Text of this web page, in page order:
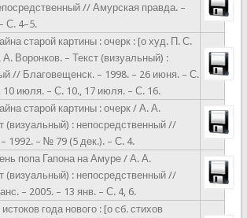
// Амурская правда. –
С. 4–5.
старой картины : очерк : [о худ. П. С.
Воронков. – Текст (визуальный) :
// Благовещенск. – 1998. – 26 июня. – С.
10 июля. – С. 10., 17 июля. – С. 16.
старой картины : очерк / А. А.
(визуальный) : непосредственный //
1992. – № 79 (5 дек.). – С. 4.
попа Гапона на Амуре / А. А.
(визуальный) : непосредственный //
– 2005. – 13 янв. – С. 4, 6.
года нового : [о сб. стихов